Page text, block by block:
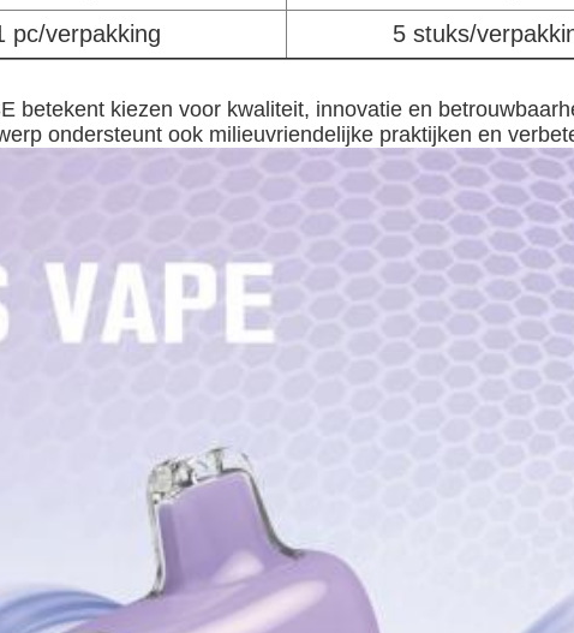
pc/verpakking 5 stuks/
betekent kiezen voor kwaliteit, innovatie en
ondersteunt ook milieuvriendelijke praktijken en